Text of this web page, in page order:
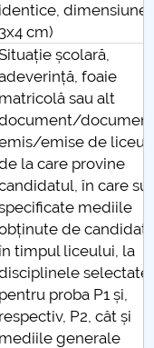
Pitești
2020-
Carieră
identice, dimensiune
3x4 cm)
școlară,
foaie
matricolă sau alt
emise de liceul
la care provine
în care
mediile
de candidat,
timpul liceului, la
selectate
pentru proba P1 și,
respectiv, P2, cât și
mediile generale